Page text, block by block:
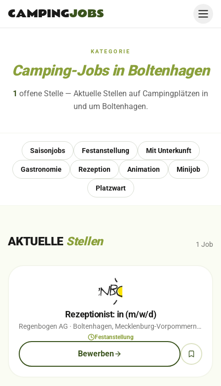
CAMPINGJOBS
KATEGORIE
Camping-Jobs in Boltenhagen
1 offene Stelle — Aktuelle Stellen auf Campingplätzen in
und um Boltenhagen.
Saisonjobs Festanstellung Mit Unterkunft
Gastronomie Rezeption Animation Minijob
Platzwart
AKTUELLE Stellen 1 Job
Rezeptionist: in (m/w/d)
Regenbogen AG · Boltenhagen, Mecklenburg-Vorpommern· vor 1
Festanstellung
Bewerben